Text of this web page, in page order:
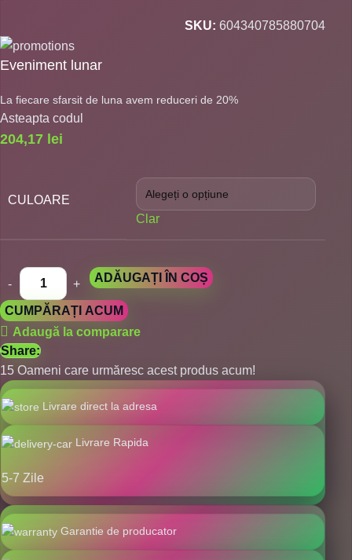
SKU:604340785880704
Eveniment lunar
La fiecare sfarsit de luna avem reduceri de 20%
Asteapta codul
204,17 lei
CULOARE
Clar
ADĂUGAȚI ÎN COȘ
CUMPĂRAȚI ACUM
Adaugă la comparare
Share:
15 Oameni care urmăresc acest produs acum!
Livrare direct la adresa
Livrare Rapida
5-7 Zile
Garantie de producator